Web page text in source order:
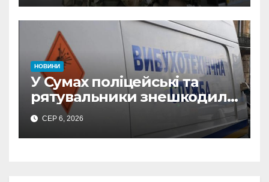
прокремлівського агітатора
з Охтирки
НОВИНИ
У Сумах поліцейські та
рятувальники знешкодили
500-кілограмову авіабомбу
росіян
СЕР 6, 2026